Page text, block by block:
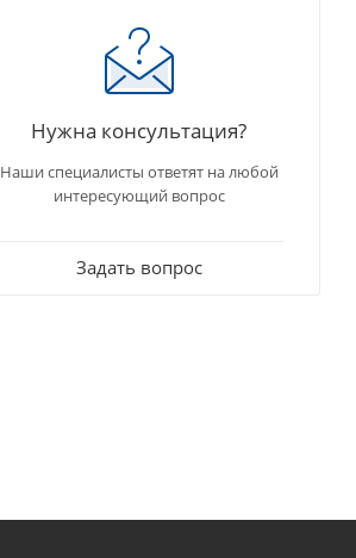
Нужна консультация?
Наши специалисты ответят на любой
интересующий вопрос
Задать вопрос